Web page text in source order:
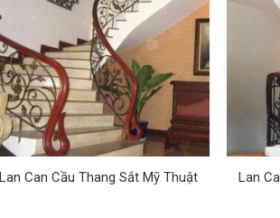
Lan Can Cầu Thang Sắt Mỹ Thuật Lan